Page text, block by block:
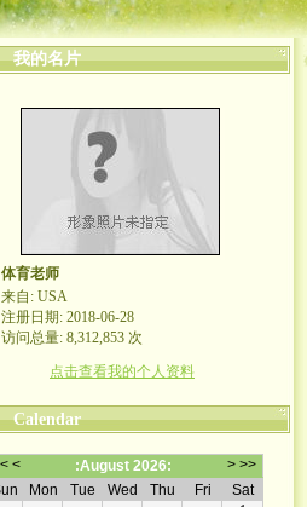
我的名片
体育老师
来自: USA
注册日期: 2018-06-28
访问总量: 8,312,853 次
点击查看我的个人资料
Calendar